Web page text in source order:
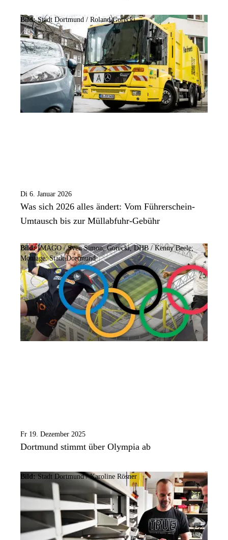
Bild:Stadt Dortmund / Roland Gorecki
Di 6. Januar 2026
Was sich 2026 alles ändert: Vom Führerschein-
Umtausch bis zur Müllabfuhr-Gebühr
Bild: IMAGO / Sven Simon; Gorecki, DHB / Kenny Beele;
Montage: Stadt Dortmund
Fr 19. Dezember 2025
Dortmund stimmt über Olympia ab
Bild: Stadt Dortmund /Karoline Rösner